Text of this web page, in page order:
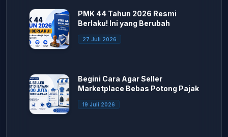
PMK 44 Tahun 2026 Resmi
Berlaku! Ini yang Berubah
27 Juli 2026
Begini Cara Agar Seller
Marketplace Bebas Potong Pajak
19 Juli 2026